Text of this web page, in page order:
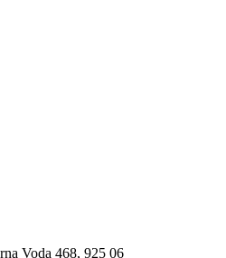
Voda 468, 925 06